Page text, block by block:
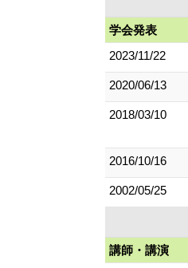
学会発表
2023/11/22
2020/06/13
2018/03/10
2016/10/16
2002/05/25
講師・講演